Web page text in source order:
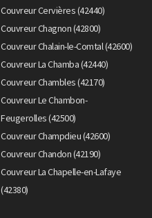
Couvreur Cervières (42440)
Couvreur Chagnon (42800)
Couvreur Chalain-le-Comtal (42600)
Couvreur La Chamba (42440)
Couvreur Chambles (42170)
Couvreur Le Chambon-
Feugerolles (42500)
Couvreur Champdieu (42600)
Couvreur Chandon (42190)
Couvreur La Chapelle-en-Lafaye
(42380)